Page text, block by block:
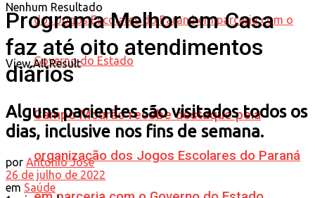
Campo Mourão recebe destaque pela
organização dos Jogos Escolares do Paraná
Nenhum Resultado
View All Result
Programa Melhor em Casa
faz até oito atendimentos
diários
Alguns pacientes são visitados todos os
dias, inclusive nos fins de semana.
por Antonio José
26 de julho de 2022
em Saúde